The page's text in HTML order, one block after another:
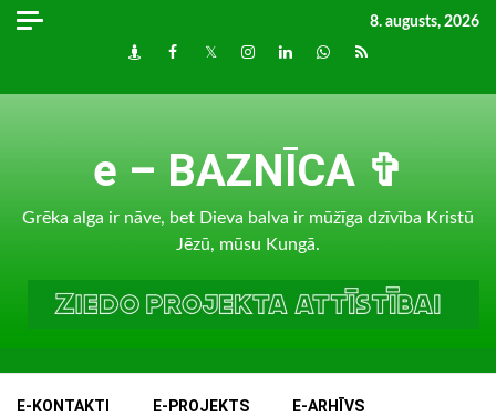
Skip
8. augusts, 2026
DraugiemFacebook
TwitterInstagram
LinkedInwhatsapp
RSS
e – BAZNĪCA ✞
Grēka alga ir nāve, bet Dieva balva ir mūžīga dzīvība Kristū
Jēzū, mūsu Kungā.
E-KONTAKTI E-PROJEKTS E-ARHĪVS